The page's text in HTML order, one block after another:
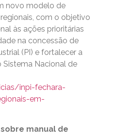
novo modelo de
com o objetivo
às ações prioritárias
na concessão de
(PI) e fortalecer a
Nacional de
inpi-fechara-
em-
manual de